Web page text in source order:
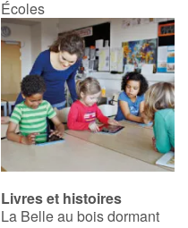
Écoles
Livres et histoires
La Belle au bois dormant